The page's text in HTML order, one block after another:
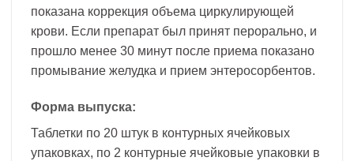
показана коррекция объема циркулирующей
крови. Если препарат был принят перорально, и
прошло менее 30 минут после приема показано
промывание желудка и прием энтеросорбентов.
Форма выпуска:
Таблетки по 20 штук в контурных ячейковых
упаковках, по 2 контурные ячейковые упаковки в